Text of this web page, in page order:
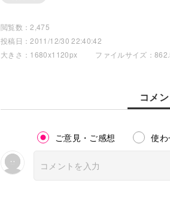
閲覧数：2,475
投稿日：2011/12/30 22:40:42
大きさ：1680x1120px
ファイルサイズ：
コメン
ご意見・ご感想 使